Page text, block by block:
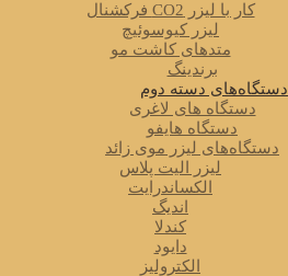
کار با لیزر CO2 فرکشنال
لیزر کیوسوئیچ
متدهای کاشت مو
برندینگ
دستگاه‌های دسته دوم
دستگاه های لاغری
دستگاه هایفو
دستگاه‌های لیزر موی زائد
لیزر الیت پلاس
الکساندرایت
اندیگ
کندلا
دایود
الکترولیز